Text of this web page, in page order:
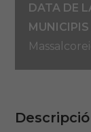
DATA DE